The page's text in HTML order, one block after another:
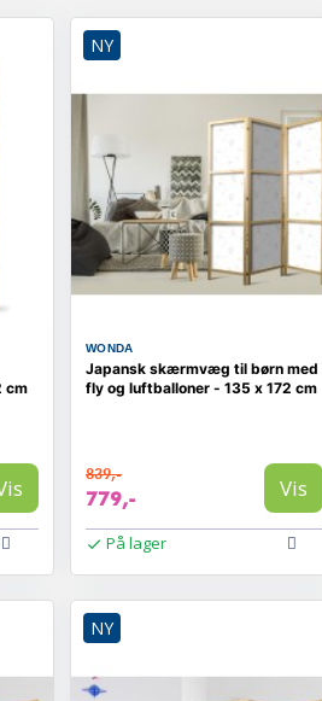
cm
NY
WONDA
Japansk skærmvæg til børn med
fly og luftballoner - 135 x 172 cm
839,-
779,- Vis
På lager
NY